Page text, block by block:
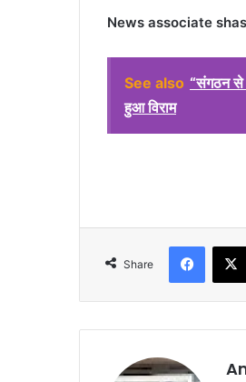
News associate
See also “संगठन से
हुआ विराम
Share